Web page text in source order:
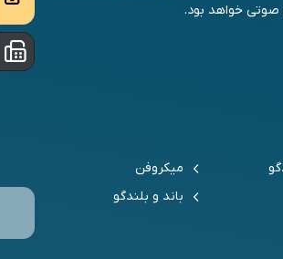
صوتی خواهد بود.
میکروفن
باند و بلندگو